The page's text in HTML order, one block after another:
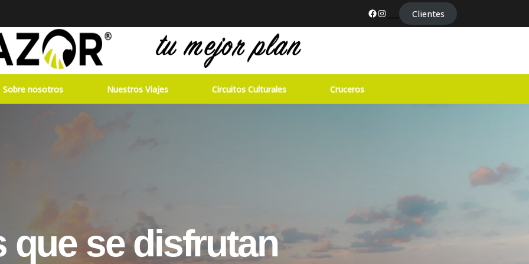
Facebook
Instagram
___ Clientes
Sobre nosotros Nuestros Viajes Circuitos Culturales Cruceros
que se disfrutan